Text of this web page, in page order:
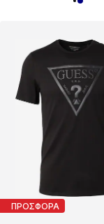
ΠΡΟΣΦΟΡΑ